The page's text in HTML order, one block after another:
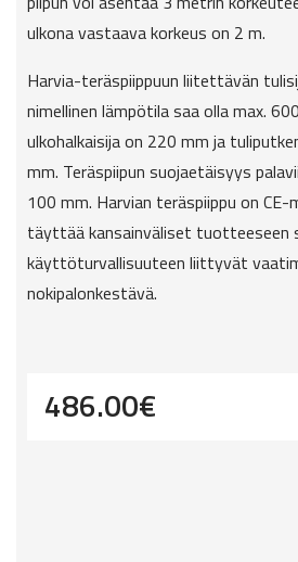
ulkona vastaava korkeus on 2 m.
Harvia-teräspiippuun liitettävän
nimellinen lämpötila saa olla max.
ulkohalkaisija on 220 mm ja
mm. Teräspiipun suojaetäisyys
100 mm. Harvian teräspiippu on
täyttää kansainväliset tuotteeseen
käyttöturvallisuuteen liittyvät
nokipalonkestävä.
486.00€